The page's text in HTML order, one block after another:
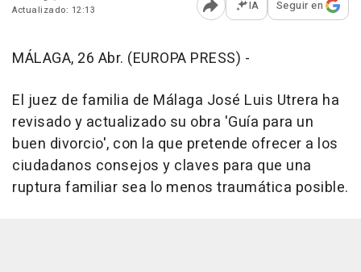
Actualizado: 12:13
Abrir opciones para
IA Seguir en
MÁLAGA, 26 Abr. (EUROPA PRESS) -
El juez de familia de Málaga José Luis Utrera ha
revisado y actualizado su obra 'Guía para un
buen divorcio', con la que pretende ofrecer a los
ciudadanos consejos y claves para que una
ruptura familiar sea lo menos traumática posible.